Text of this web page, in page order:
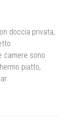
doccia privata,
camere sono
piatto,